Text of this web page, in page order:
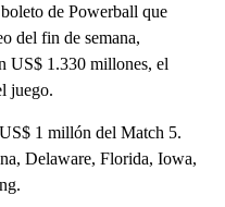
de Powerball que
del fin de semana,
US$ 1.330 millones, el
juego.
1 millón del Match 5.
Delaware, Florida, Iowa,